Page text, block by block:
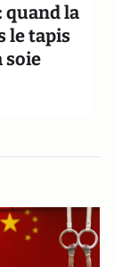
quand la
le tapis
soie